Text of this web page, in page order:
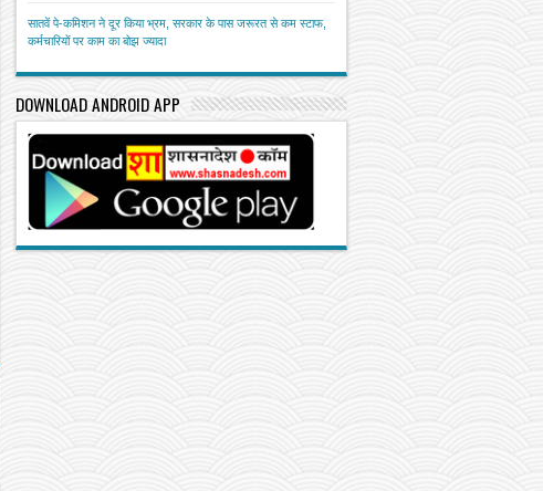
सातवें पे-कमिशन ने दूर किया भ्रम, सरकार के पास जरूरत से कम स्टाफ,
कर्मचारियों पर काम का बोझ ज्यादा
DOWNLOAD ANDROID APP